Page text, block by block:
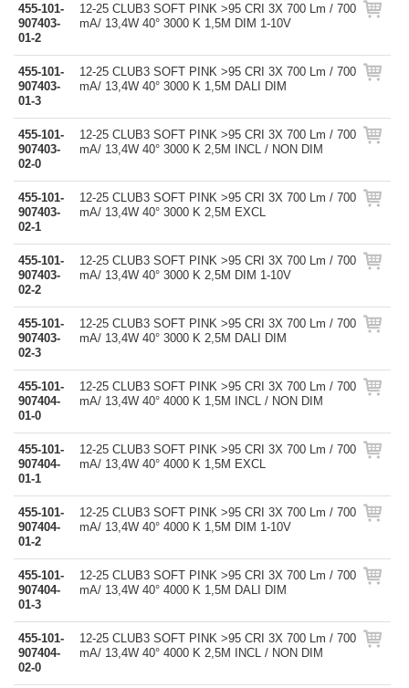
455-101-
907403-
01-2
12-25 CLUB3 SOFT PINK >95 CRI 3X 700 Lm / 700
mA/ 13,4W 40° 3000 K 1,5M DIM 1-10V
455-101-
907403-
01-3
12-25 CLUB3 SOFT PINK >95 CRI 3X 700 Lm / 700
mA/ 13,4W 40° 3000 K 1,5M DALI DIM
455-101-
907403-
02-0
12-25 CLUB3 SOFT PINK >95 CRI 3X 700 Lm / 700
mA/ 13,4W 40° 3000 K 2,5M INCL / NON DIM
455-101-
907403-
02-1
12-25 CLUB3 SOFT PINK >95 CRI 3X 700 Lm / 700
mA/ 13,4W 40° 3000 K 2,5M EXCL
455-101-
907403-
02-2
12-25 CLUB3 SOFT PINK >95 CRI 3X 700 Lm / 700
mA/ 13,4W 40° 3000 K 2,5M DIM 1-10V
455-101-
907403-
02-3
12-25 CLUB3 SOFT PINK >95 CRI 3X 700 Lm / 700
mA/ 13,4W 40° 3000 K 2,5M DALI DIM
455-101-
907404-
01-0
12-25 CLUB3 SOFT PINK >95 CRI 3X 700 Lm / 700
mA/ 13,4W 40° 4000 K 1,5M INCL / NON DIM
455-101-
907404-
01-1
12-25 CLUB3 SOFT PINK >95 CRI 3X 700 Lm / 700
mA/ 13,4W 40° 4000 K 1,5M EXCL
455-101-
907404-
01-2
12-25 CLUB3 SOFT PINK >95 CRI 3X 700 Lm / 700
mA/ 13,4W 40° 4000 K 1,5M DIM 1-10V
455-101-
907404-
01-3
12-25 CLUB3 SOFT PINK >95 CRI 3X 700 Lm / 700
mA/ 13,4W 40° 4000 K 1,5M DALI DIM
455-101-
907404-
02-0
12-25 CLUB3 SOFT PINK >95 CRI 3X 700 Lm / 700
mA/ 13,4W 40° 4000 K 2,5M INCL / NON DIM